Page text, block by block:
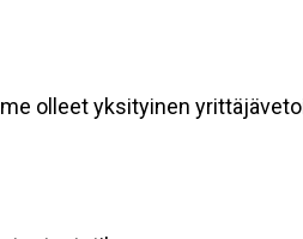
olleet yksityinen